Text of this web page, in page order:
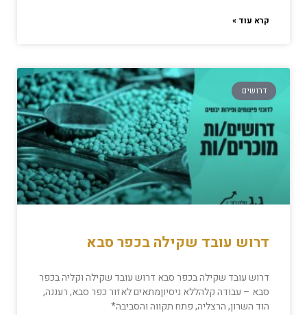
קרא עוד »
דרושים
דרוש עובד שקילה בכפר סבא
דרוש עובד שקילה בכפר סבא דרוש עובד שקילה וקליה בכפר
סבא – עבודה קלהללא ניסיוןמתאים לאזור כפר סבא, רעננה,
הוד השרון, הרצליה, פתח תקווה והסביבה*